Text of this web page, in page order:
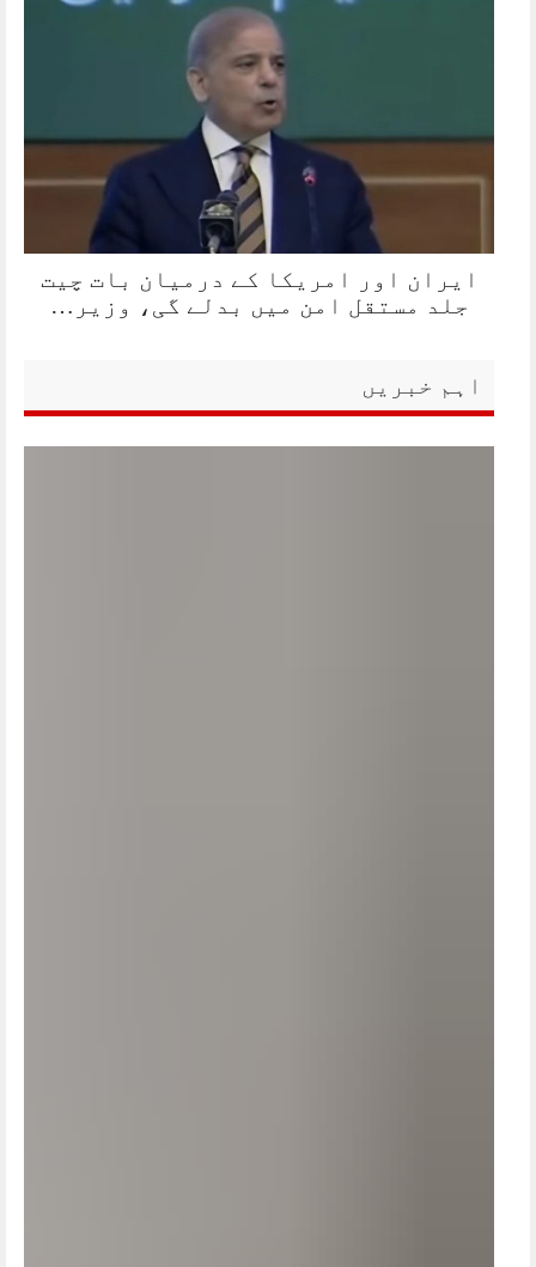
ایران اور امریکا کے درمیان بات چیت
جلد مستقل امن میں بدلے گی، وزیر…
اہم خبریں